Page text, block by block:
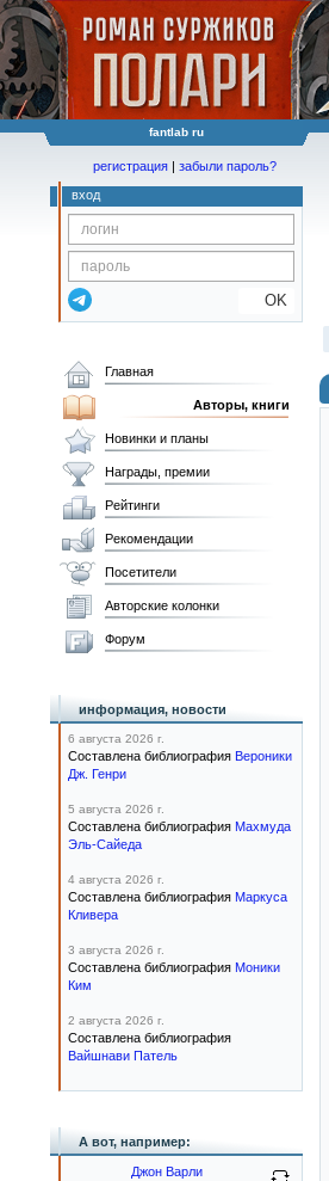
fantlab ru
регистрация | забыли пароль?
вход
OK
Главная
Авторы, книги
Новинки и планы
Награды, премии
Рейтинги
Рекомендации
Посетители
Авторские колонки
Форум
информация, новости
6 августа 2026 г.
Составлена библиография Вероники
Дж. Генри
5 августа 2026 г.
Составлена библиография Махмуда
Эль-Сайеда
4 августа 2026 г.
Составлена библиография Маркуса
Кливера
3 августа 2026 г.
Составлена библиография Моники
Ким
2 августа 2026 г.
Составлена библиография
Вайшнави Патель
А вот, например:
Джон Варли